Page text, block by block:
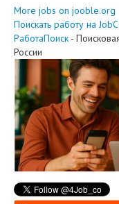
More jobs on jooble.org
Поискать работу на
РаботаПоиск -
России